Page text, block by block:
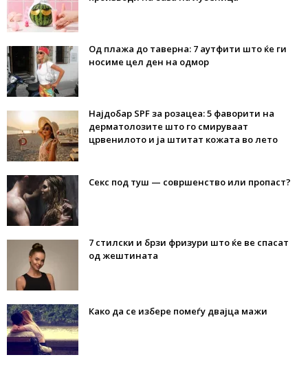
Од плажа до таверна: 7 аутфити што ќе ги
носиме цел ден на одмор
Најдобар SPF за розацеа: 5 фаворити на
дерматолозите што го смируваат
црвенилото и ја штитат кожата во лето
Секс под туш — совршенство или пропаст?
7 стилски и брзи фризури што ќе ве спасат
од жештината
Како да се избере помеѓу двајца мажи